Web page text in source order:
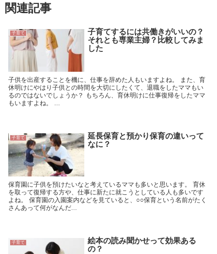
関連記事
子育て
子育てするには共働きがいいの？
それとも専業主婦？比較してみま
した
子供を出産することを機に、仕事を辞めた人もいますよね。 また、育
休明けにやはり子供との時間を大切にしたくて、退職をしたママもい
るのではないでしょうか？ もちろん、育休明けに仕事復帰をしたママ
もいますよね。 ...
子育て
延長保育と預かり保育の違いって
なに？
保育園に子供を預けたいなと考えているママも多いと思います。 育休
を取って復帰する方や、仕事に新たに就こうとしている人も多いです
よね。 保育園の入園案内などを見ていると、○○保育という名前がたく
さんあって何がなんだ...
子育て
絵本の読み聞かせって効果ある
の？